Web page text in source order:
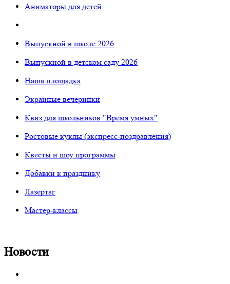
Аниматоры для детей
Выпускной в школе 2026
Выпускной в детском саду 2026
Наша площадка
Экранные вечеринки
Квиз для школьников "Время умных"
Ростовые куклы (экспресс-поздравления)
Квесты и шоу программы
Добавки к празднику
Лазертаг
Мастер-классы
Новости